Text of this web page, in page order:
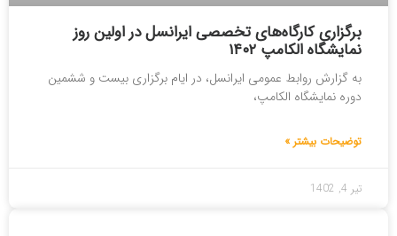
برگزاری کارگاه‌های تخصصی ایرانسل در اولین روز
نمایشگاه الکامپ ۱۴۰۲
به گزارش روابط عمومی ایرانسل، در ایام برگزاری بیست و ششمین
دوره نمایشگاه الکامپ،
توضیحات بیشتر »
تیر 4, 1402